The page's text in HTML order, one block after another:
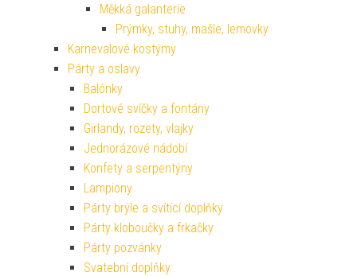
Měkká galanterie
Prýmky, stuhy, mašle, lemovky
Karnevalové kostýmy
Párty a oslavy
Balónky
Dortové svíčky a fontány
Girlandy, rozety, vlajky
Jednorázové nádobí
Konfety a serpentýny
Lampiony
Párty brýle a svítící doplňky
Párty kloboučky a frkačky
Párty pozvánky
Svatební doplňky